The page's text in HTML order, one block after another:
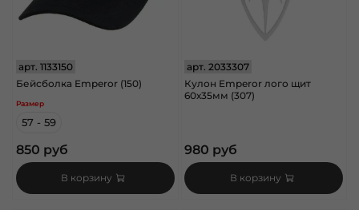
арт. 1133150
Бейсболка Emperor (150)
Размер
57 - 59
850 руб
В корзину
арт.2033307
Кулон Emperor лого щит
60х35мм (307)
980 руб
В корзину